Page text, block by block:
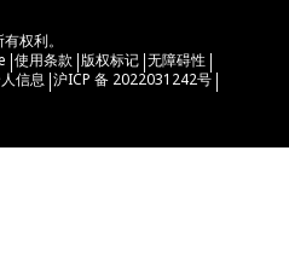
权利。
|使用条款 |版权标记 |无障碍性 |
信息 |沪ICP 备 2022031242号 |